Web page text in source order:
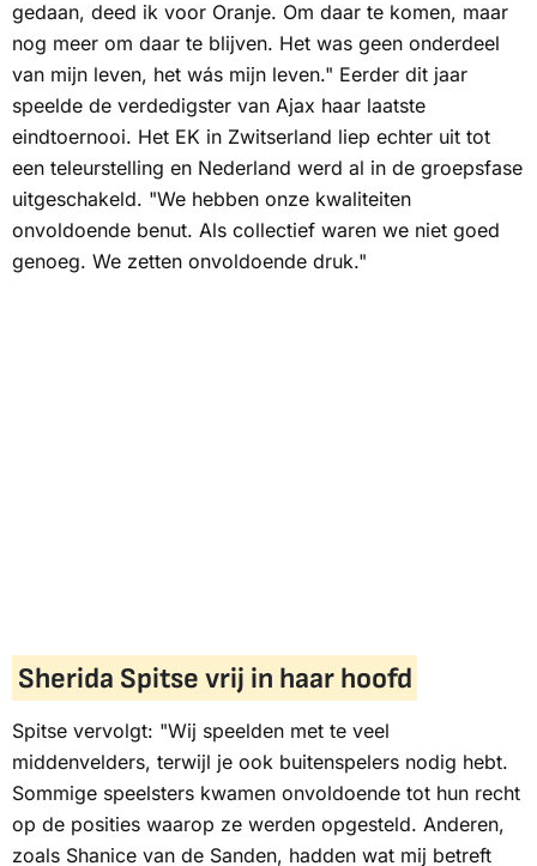
gedaan, deed ik voor Oranje. Om daar te komen, maar
nog meer om daar te blijven. Het was geen onderdeel
van mijn leven, het wás mijn leven." Eerder dit jaar
speelde de verdedigster van Ajax haar laatste
eindtoernooi. Het EK in Zwitserland liep echter uit tot
een teleurstelling en Nederland werd al in de groepsfase
uitgeschakeld. "We hebben onze kwaliteiten
onvoldoende benut. Als collectief waren we niet goed
genoeg. We zetten onvoldoende druk."
Sherida Spitse vrij in haar hoofd
Spitse vervolgt: "Wij speelden met te veel
middenvelders, terwijl je ook buitenspelers nodig hebt.
Sommige speelsters kwamen onvoldoende tot hun recht
op de posities waarop ze werden opgesteld. Anderen,
zoals Shanice van de Sanden, hadden wat mij betreft